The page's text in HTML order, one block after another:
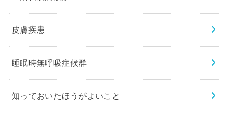
皮膚疾患
睡眠時無呼吸症候群
知っておいたほうがよいこと